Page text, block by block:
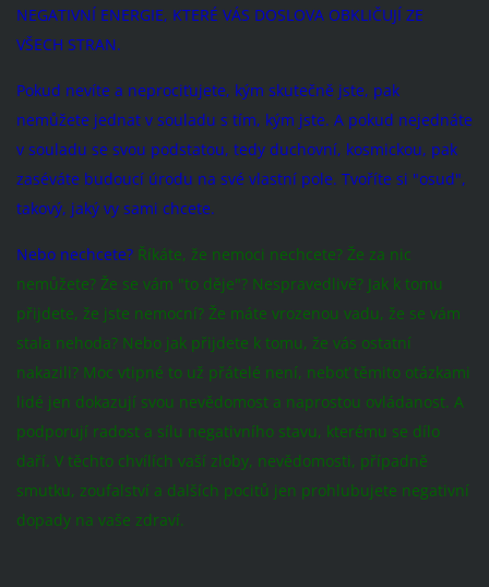
NEGATIVNÍ ENERGIE, KTERÉ VÁS DOSLOVA OBKLIČUJÍ ZE
VŠECH STRAN.
Pokud nevíte a neprociťujete, kým skutečně jste, pak
nemůžete jednat v souladu s tím, kým jste. A pokud nejednáte
v souladu se svou podstatou, tedy duchovní, kosmickou, pak
zaséváte budoucí úrodu na své vlastní pole. Tvoříte si "osud",
takový, jaký vy sami chcete.
Nebo nechcete? Říkáte, že nemoci nechcete? Že za nic
nemůžete? Že se vám "to děje"? Nespravedlivě? Jak k tomu
přijdete, že jste nemocní? Že máte vrozenou vadu, že se vám
stala nehoda? Nebo jak přijdete k tomu, že vás ostatní
nakazili? Moc vtipné to už přátelé není, neboť těmito otázkami
lidé jen dokazují svou nevědomost a naprostou ovládanost. A
podporují radost a sílu negativního stavu, kterému se dílo
daří. V těchto chvílích vaší zloby, nevědomosti, případně
smutku, zoufalství a dalších pocitů jen prohlubujete negativní
dopady na vaše zdraví.